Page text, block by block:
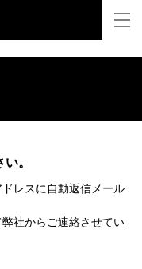
。
レスに自動返信メール
社からご連絡させてい